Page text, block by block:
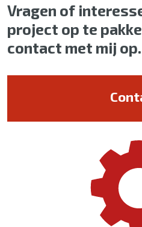
Vragen of
project op te
contact met mij op.